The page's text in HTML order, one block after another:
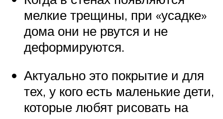
мелкие трещины, при «усадке»
дома они не рвутся и не
деформируются.
Актуально это покрытие и для
тех, у кого есть маленькие дети,
которые любят рисовать на